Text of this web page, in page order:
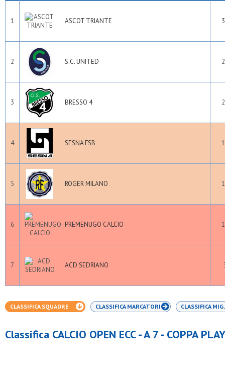
1 ASCOT TRIANTE
2 S.C. UNITED
3 BRESSO 4
4 SESNA FSB
5 ROGER MILANO
6 PREMENUGO CALCIO
7 ACD SEDRIANO
CLASSIFICA SQUADRE CLASSIFICA MARCATORI CLASSIFICA
Classifica CALCIO OPEN ECC - A 7 - COPPA